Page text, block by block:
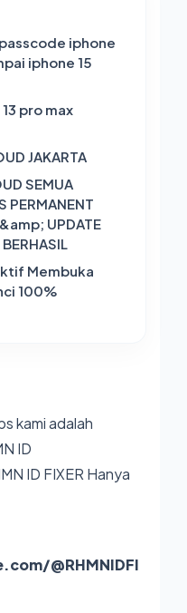
iphone
iphone 15
pro max
JAKARTA
SEMUA
PERMANENT
UPDATE
Membuka
100%
kami adalah
ID
ID FIXER Hanya
@RHMNIDFI